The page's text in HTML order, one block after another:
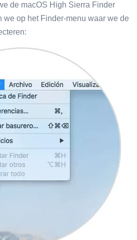
de macOS High Sierra Finder
we op het Finder-menu waar we de